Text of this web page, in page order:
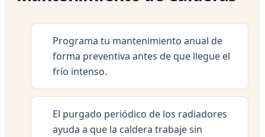
Programa tu mantenimiento anual de
forma preventiva antes de que llegue el
frío intenso.
El purgado periódico de los radiadores
ayuda a que la caldera trabaje sin